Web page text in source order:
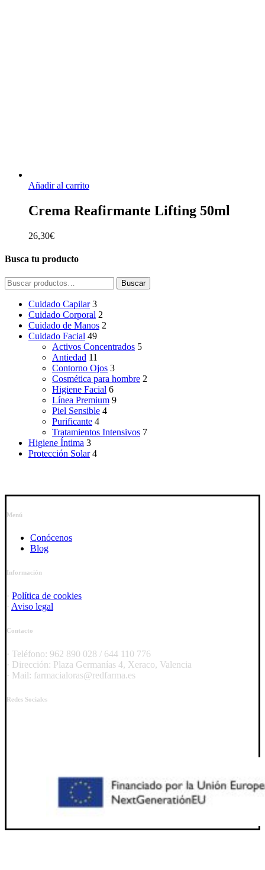
Añadir al carrito
Crema Reafirmante Lifting 50ml
26,30€
Busca tu producto
Buscar
por:
Buscar
Cuidado Capilar 3
Cuidado Corporal 2
Cuidado de Manos 2
Cuidado Facial 49
Activos Concentrados 5
Antiedad 11
Contorno Ojos 3
Cosmética para hombre 2
Higiene Facial 6
Línea Premium 9
Piel Sensible 4
Purificante 4
Tratamientos Intensivos 7
Higiene Íntima 3
Protección Solar 4
Menú
Conócenos
Blog
Información
· Política de cookies
· Aviso legal
Contacto
· Teléfono: 962 890 028 / 644 110 776
· Dirección: Plaza Germanías 4, Xeraco, Valencia
· Mail: farmacialoras@redfarma.es
Redes Sociales